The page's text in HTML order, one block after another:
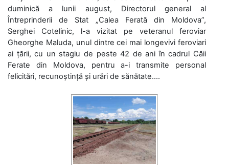
duminică a lunii august, Directorul general al
Întreprinderii de Stat „Calea Ferată din Moldova”,
Serghei Cotelinic, l-a vizitat pe veteranul feroviar
Gheorghe Maluda, unul dintre cei mai longevivi feroviari
ai țării, cu un stagiu de peste 42 de ani în cadrul Căii
Ferate din Moldova, pentru a-i transmite personal
felicitări, recunoștință și urări de sănătate....